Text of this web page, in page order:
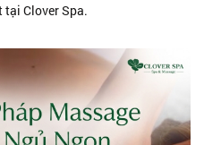
Clover Spa.